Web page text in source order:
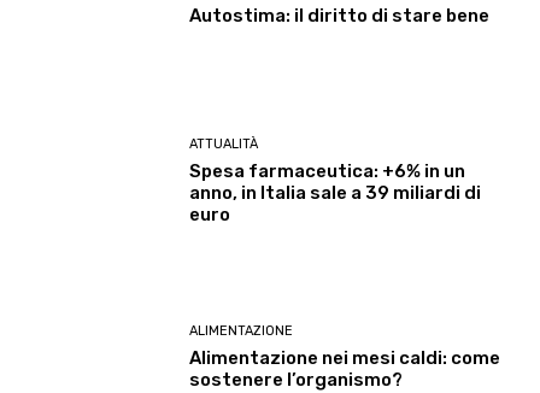
Autostima: il diritto di stare bene
ATTUALITÀ
Spesa farmaceutica: +6% in un
anno, in Italia sale a 39 miliardi di
euro
ALIMENTAZIONE
Alimentazione nei mesi caldi: come
sostenere l’organismo?